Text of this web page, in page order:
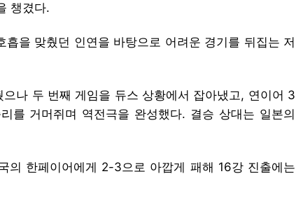
챙겼다.
을 맞췄던 인연을 바탕으로 어려운 경기를 뒤집는 저
으나 두 번째 게임을 듀스 상황에서 잡아냈고, 연이어 3
를 거머쥐며 역전극을 완성했다. 결승 상대는 일본의
의 한페이어에게 2-3으로 아깝게 패해 16강 진출에는